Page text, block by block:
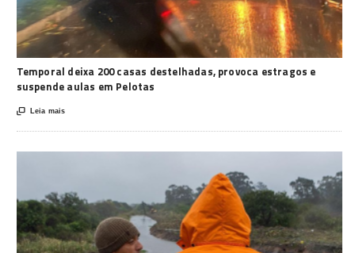
Temporal deixa 200 casas destelhadas, provoca estragos e
suspende aulas em Pelotas
 Leia mais